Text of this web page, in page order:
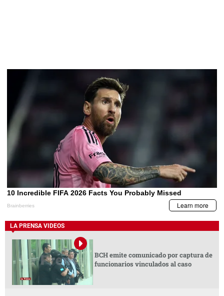
LA PRENSA VIDEOS
BCH emite comunicado por captura de
funcionarios vinculados al caso